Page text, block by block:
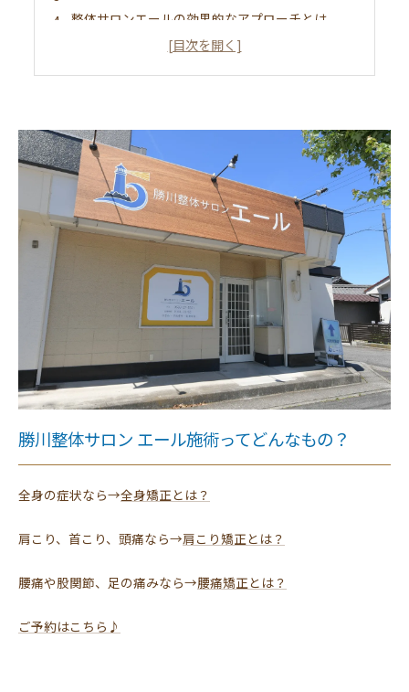
整体サロンエールの効果的なアプローチとは
身体全体を整える施術のメリット
勝川整体サロン エール施術ってどんなもの？
勝川整体サロン エール施術ってどんなもの？
全身の症状なら→全身矯正とは？
肩こり、首こり、頭痛なら→肩こり矯正とは？
腰痛や股関節、足の痛みなら→腰痛矯正とは？
ご予約はこちら♪